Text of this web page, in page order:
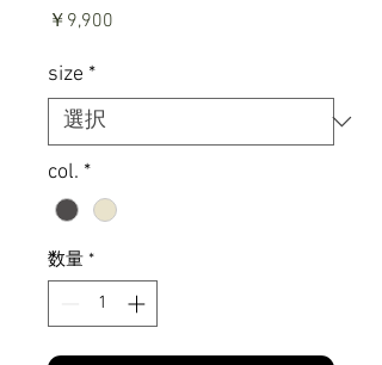
￥9,900
size *
col. *
数量 *